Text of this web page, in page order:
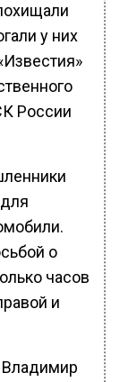
у них
России
о
часов
и
Владимир